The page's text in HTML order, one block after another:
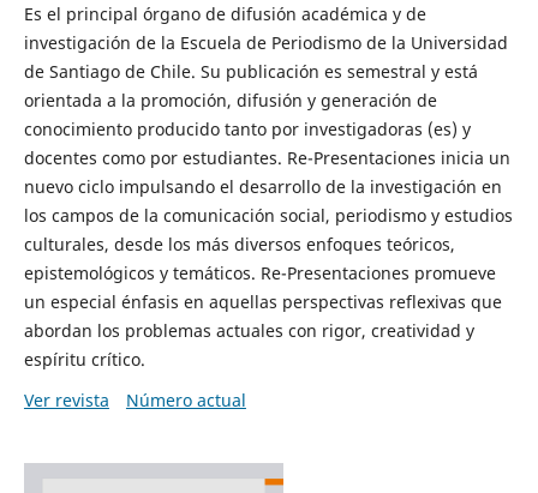
Es el principal órgano de difusión académica y de
investigación de la Escuela de Periodismo de la Universidad
de Santiago de Chile. Su publicación es semestral y está
orientada a la promoción, difusión y generación de
conocimiento producido tanto por investigadoras (es) y
docentes como por estudiantes. Re-Presentaciones inicia un
nuevo ciclo impulsando el desarrollo de la investigación en
los campos de la comunicación social, periodismo y estudios
culturales, desde los más diversos enfoques teóricos,
epistemológicos y temáticos. Re-Presentaciones promueve
un especial énfasis en aquellas perspectivas reflexivas que
abordan los problemas actuales con rigor, creatividad y
espíritu crítico.
Ver revista
Número actual